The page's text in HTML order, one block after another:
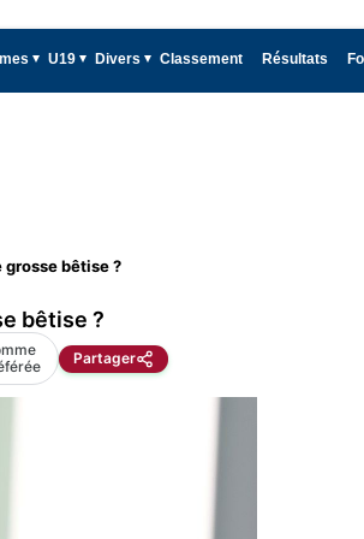
U19 Divers Classement Résultats
grosse bêtise ?
bêtise ?
Partager